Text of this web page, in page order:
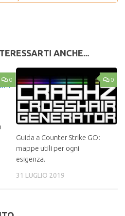
ANCHE...
0 0
Guida a Counter Strike GO:
mappe utili per ogni
esigenza.
31 LUGLIO 2019